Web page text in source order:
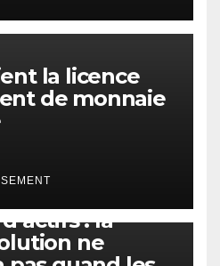
la licence
de monnaie
: la
ne